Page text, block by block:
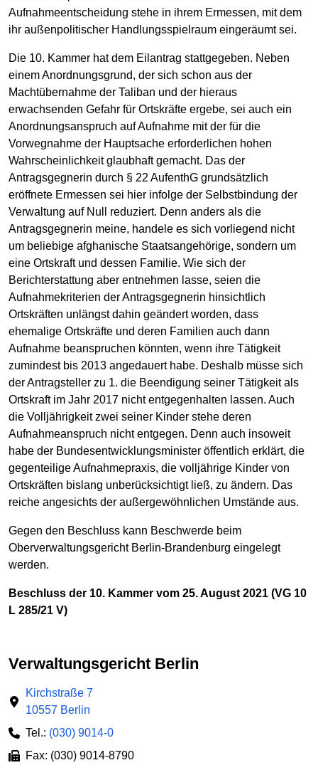
Aufnahmeentscheidung stehe in ihrem Ermessen, mit dem
ihr außenpolitischer Handlungsspielraum eingeräumt sei.
Die 10. Kammer hat dem Eilantrag stattgegeben. Neben
einem Anordnungsgrund, der sich schon aus der
Machtübernahme der Taliban und der hieraus
erwachsenden Gefahr für Ortskräfte ergebe, sei auch ein
Anordnungsanspruch auf Aufnahme mit der für die
Vorwegnahme der Hauptsache erforderlichen hohen
Wahrscheinlichkeit glaubhaft gemacht. Das der
Antragsgegnerin durch § 22 AufenthG grundsätzlich
eröffnete Ermessen sei hier infolge der Selbstbindung der
Verwaltung auf Null reduziert. Denn anders als die
Antragsgegnerin meine, handele es sich vorliegend nicht
um beliebige afghanische Staatsangehörige, sondern um
eine Ortskraft und dessen Familie. Wie sich der
Berichterstattung aber entnehmen lasse, seien die
Aufnahmekriterien der Antragsgegnerin hinsichtlich
Ortskräften unlängst dahin geändert worden, dass
ehemalige Ortskräfte und deren Familien auch dann
Aufnahme beanspruchen könnten, wenn ihre Tätigkeit
zumindest bis 2013 angedauert habe. Deshalb müsse sich
der Antragsteller zu 1. die Beendigung seiner Tätigkeit als
Ortskraft im Jahr 2017 nicht entgegenhalten lassen. Auch
die Volljährigkeit zwei seiner Kinder stehe deren
Aufnahmeanspruch nicht entgegen. Denn auch insoweit
habe der Bundesentwicklungsminister öffentlich erklärt, die
gegenteilige Aufnahmepraxis, die volljährige Kinder von
Ortskräften bislang unberücksichtigt ließ, zu ändern. Das
reiche angesichts der außergewöhnlichen Umstände aus.
Gegen den Beschluss kann Beschwerde beim
Oberverwaltungsgericht Berlin-Brandenburg eingelegt
werden.
Beschluss der 10. Kammer vom 25. August 2021 (VG 10
L 285/21 V)
Verwaltungsgericht Berlin
Kirchstraße 7
10557 Berlin
Tel.: (030) 9014-0
Fax: (030) 9014-8790